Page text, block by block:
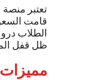
تعتبر
الطلاب
ظل قفل